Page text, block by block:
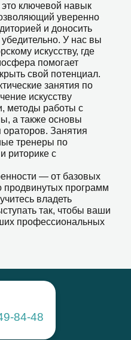
ключевой навык
уверенно
и доносить
У нас вы
искусству, где
помогает
свой потенциал.
занятия по
искусству
методы работы с
а также основы
ораторов. Занятия
тренеры по
риторике с
— от базовых
продвинутых программ
владеть
так, чтобы ваши
профессиональных
84-48